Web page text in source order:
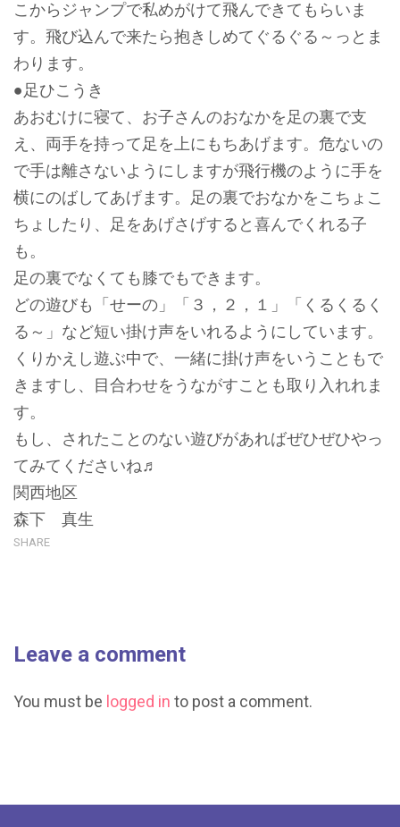
こからジャンプで私めがけて飛んできてもらいま
す。飛び込んで来たら抱きしめてぐるぐる～っとま
わります。
●足ひこうき
あおむけに寝て、お子さんのおなかを足の裏で支
え、両手を持って足を上にもちあげます。危ないの
で手は離さないようにしますが飛行機のように手を
横にのばしてあげます。足の裏でおなかをこちょこ
ちょしたり、足をあげさげすると喜んでくれる子
も。
足の裏でなくても膝でもできます。
どの遊びも「せーの」「３，２，１」「くるくるく
る～」など短い掛け声をいれるようにしています。
くりかえし遊ぶ中で、一緒に掛け声をいうこともで
きますし、目合わせをうながすことも取り入れれま
す。
もし、されたことのない遊びがあればぜひぜひやっ
てみてくださいね♬
関西地区
森下 真生
SHARE
Leave a comment
You must be logged in to post a comment.